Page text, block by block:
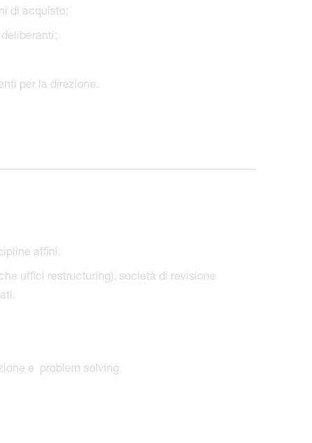
di acquisto;
per la direzione.
affini.
uffici restructuring), società di revisione
e problem solving